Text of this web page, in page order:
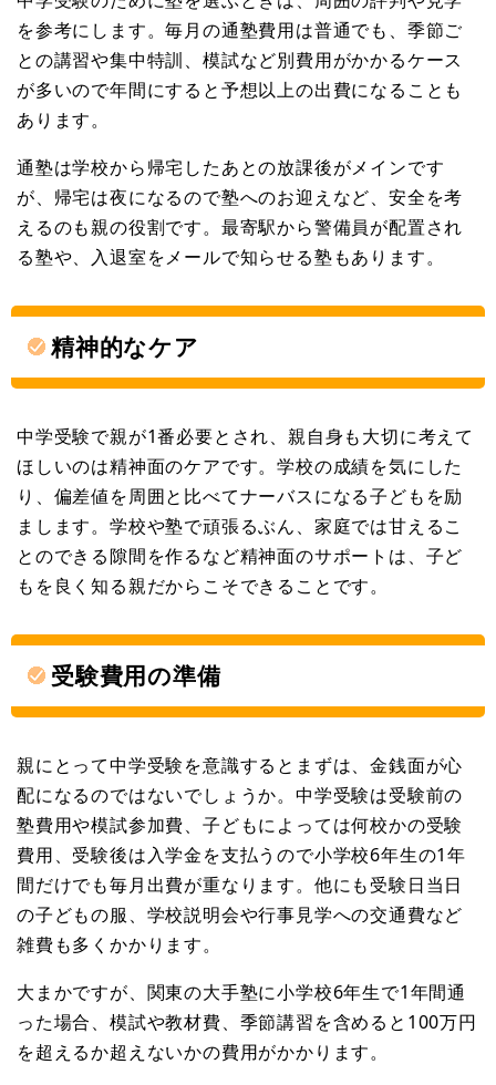
を参考にします。毎月の通塾費用は普通でも、季節ご
との講習や集中特訓、模試など別費用がかかるケース
が多いので年間にすると予想以上の出費になることも
あります。
通塾は学校から帰宅したあとの放課後がメインです
が、帰宅は夜になるので塾へのお迎えなど、安全を考
えるのも親の役割です。最寄駅から警備員が配置され
る塾や、入退室をメールで知らせる塾もあります。
精神的なケア
中学受験で親が1番必要とされ、親自身も大切に考えて
ほしいのは精神面のケアです。学校の成績を気にした
り、偏差値を周囲と比べてナーバスになる子どもを励
まします。学校や塾で頑張るぶん、家庭では甘えるこ
とのできる隙間を作るなど精神面のサポートは、子ど
もを良く知る親だからこそできることです。
受験費用の準備
親にとって中学受験を意識するとまずは、金銭面が心
配になるのではないでしょうか。中学受験は受験前の
塾費用や模試参加費、子どもによっては何校かの受験
費用、受験後は入学金を支払うので小学校6年生の1年
間だけでも毎月出費が重なります。他にも受験日当日
の子どもの服、学校説明会や行事見学への交通費など
雑費も多くかかります。
大まかですが、関東の大手塾に小学校6年生で1年間通
った場合、模試や教材費、季節講習を含めると100万円
を超えるか超えないかの費用がかかります。